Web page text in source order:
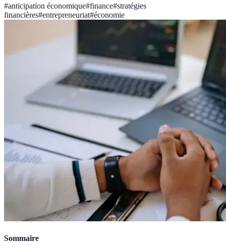
#anticipation économique#finance#stratégies
financières#entrepreneuriat#économie
Sommaire